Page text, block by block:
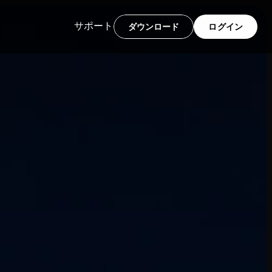
ダウンロード ログイン
サポート